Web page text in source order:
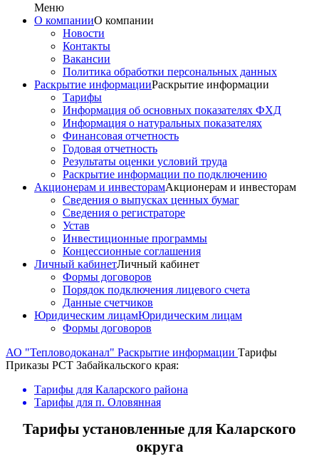
Меню
О компанииО компании
Новости
Контакты
Вакансии
Политика обработки персональных данных
Раскрытие информацииРаскрытие информации
Тарифы
Информация об основных показателях ФХД
Информация о натуральных показателях
Финансовая отчетность
Годовая отчетность
Результаты оценки условий труда
Раскрытие информации по подключению
Акционерам и инвесторамАкционерам и инвесторам
Сведения о выпусках ценных бумаг
Сведения о регистраторе
Устав
Инвестиционные программы
Концессионные соглашения
Личный кабинетЛичный кабинет
Формы договоров
Порядок подключения лицевого счета
Данные счетчиков
Юридическим лицамЮридическим лицам
Формы договоров
АО "Тепловодоканал" Раскрытие информации Тарифы
Приказы РСТ Забайкальского края:
Тарифы для Каларского района
Тарифы для п. Оловянная
Тарифы установленные для Каларского
округа